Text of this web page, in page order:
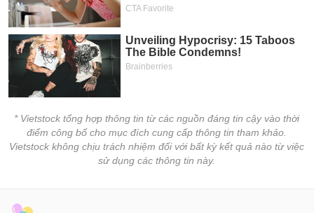
* Vietstock tổng hợp thông tin từ các nguồn đáng tin cậy vào thời
điểm công bố cho mục đích cung cấp thông tin tham khảo.
Vietstock không chịu trách nhiệm đối với bất kỳ kết quả nào từ việc
sử dụng các thông tin này.